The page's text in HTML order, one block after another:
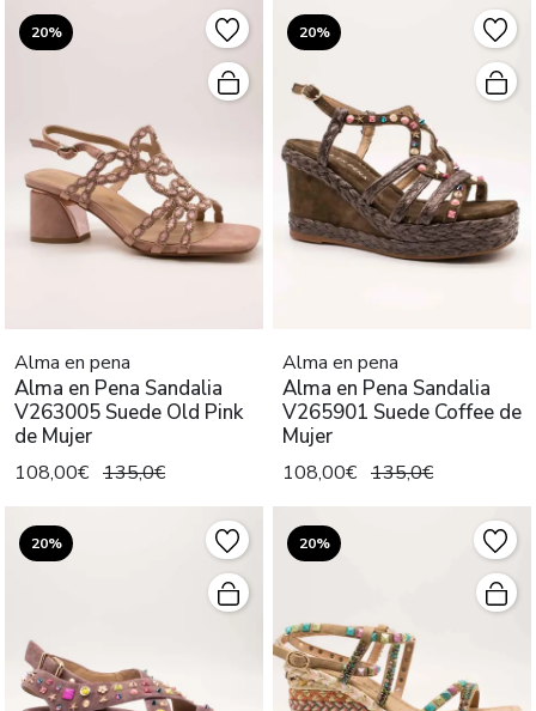
20%
Alma en pena
Alma en Pena Sandalia
V263005 Suede Old Pink
de Mujer
108,00€ 135,0€
20%
Alma en pena
Alma en Pena Sandalia
V265901 Suede Coffee de
Mujer
108,00€ 135,0€
20% 20%